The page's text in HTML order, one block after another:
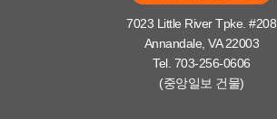
7023 Little River Tpke. #208
Annandale, VA 22003
Tel. 703-256-0606
(중앙일보 건물)